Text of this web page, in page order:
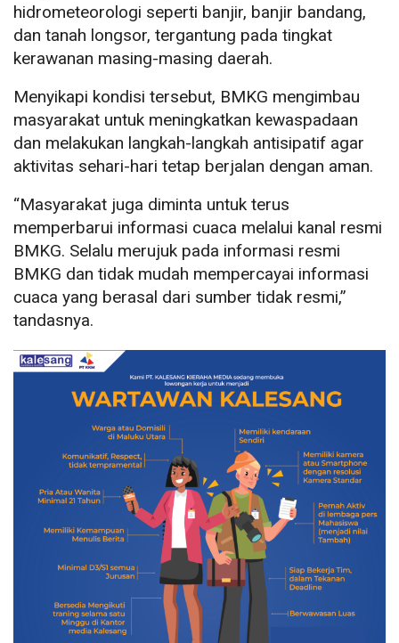
hidrometeorologi seperti banjir, banjir bandang,
dan tanah longsor, tergantung pada tingkat
kerawanan masing-masing daerah.
Menyikapi kondisi tersebut, BMKG mengimbau
masyarakat untuk meningkatkan kewaspadaan
dan melakukan langkah-langkah antisipatif agar
aktivitas sehari-hari tetap berjalan dengan aman.
“Masyarakat juga diminta untuk terus
memperbarui informasi cuaca melalui kanal resmi
BMKG. Selalu merujuk pada informasi resmi
BMKG dan tidak mudah mempercayai informasi
cuaca yang berasal dari sumber tidak resmi,”
tandasnya.